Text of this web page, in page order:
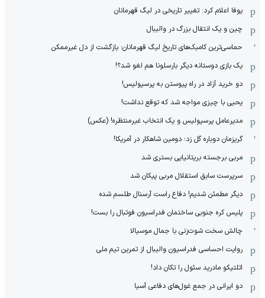
یوفا اعلام کرد: تغییر تاریخی در لیگ قهرمانان
چین و یک انتقال بزرگ در والیبال
حماسی‌ترین کامبک‌های تاریخ لیگ قهرمانان؛ بازگشت از دل غیرممکن
یک بازی دوستانه دیگر بارسلونا هم لغو شد؟!
دو خرید آزاد در راه پیوستن به پرسپولیس!
یحیی با چیزی مواجه شد که توقع نداشت!
مدیرعامل پرسپولیس و یک انتخاب غیرمنتظره! (عکس)
گریزمان دوباره گل زد؛ دومین شاهکار در آمریکا!
مربی برجسته بریتانیایی بستری شد
سرپرست سابق استقلال مربی پیکان شد
دیگر مطمئن شدیم! دفاع راست آرسنال طلسم شده
پلیس کره ‌جنوبی ساختمان فدراسیون فوتبال را بست!
چالش سخت شوت‌زنی با جمال موسیالا
روایت احساسی فدراسیون والیبال از تمرین تیم ملی
اتلتیکو مادرید سئول را تکان داد!
دو ایرانی در جمع غول‌های دفاعی آسیا